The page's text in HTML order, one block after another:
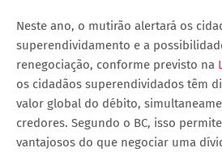
Neste ano, o mutirão alertará os
superendividamento e a
renegociação, conforme previsto na
os cidadãos superendividados têm
valor global do débito,
credores. Segundo o BC, isso
vantajosos do que negociar uma